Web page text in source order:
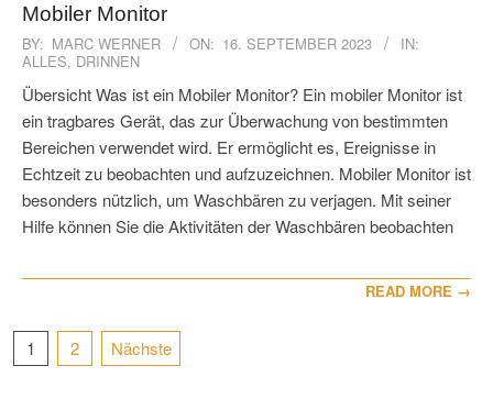
Mobiler Monitor
2023-
09-
16
BY: MARC WERNER ON: 16. SEPTEMBER 2023
IN:
ALLES, DRINNEN
Übersicht Was ist ein Mobiler Monitor? Ein mobiler Monitor ist
ein tragbares Gerät, das zur Überwachung von bestimmten
Bereichen verwendet wird. Er ermöglicht es, Ereignisse in
Echtzeit zu beobachten und aufzuzeichnen. Mobiler Monitor ist
besonders nützlich, um Waschbären zu verjagen. Mit seiner
Hilfe können Sie die Aktivitäten der Waschbären beobachten
READ MORE →
Seitennummerierung
1 2 Nächste